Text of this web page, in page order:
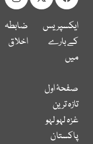
ایکسپریس
کے بارے
میں
ضابطہ
اخلاق
صفحۂ اول
تازہ ترین
غزہ لہو لہو
پاکستان